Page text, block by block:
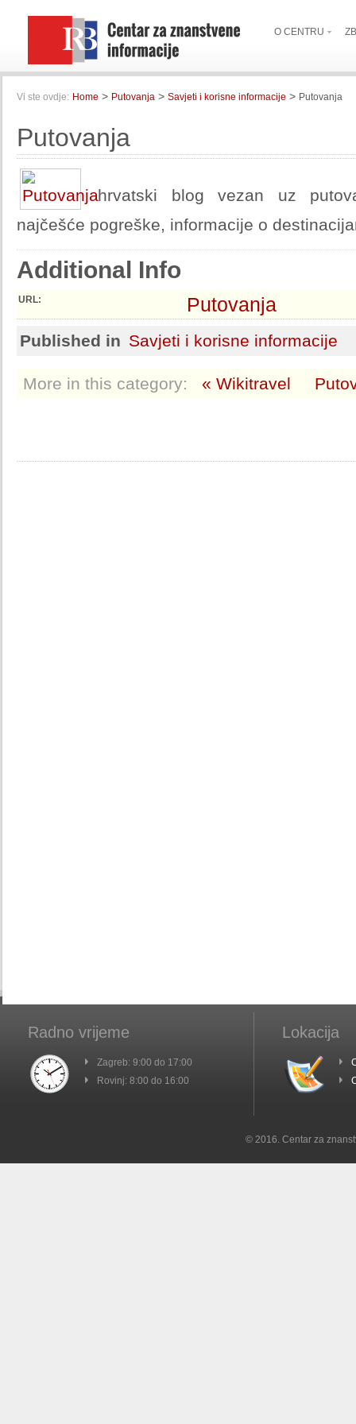
O CENTRU
Vi ste ovdje: Home > Putovanja > Savjeti i korisne informacije > Putovanja
Putovanja
hrvatski blog vezan uz
najčešće pogreške, informacije o
Additional Info
URL: Putovanja
Published in Savjeti i korisne informacije
More in this category: « Wikitravel
Radno vrijeme
Zagreb: 9:00 do 17:00
Rovinj: 8:00 do 16:00
Lokacija
© 2016. Centar za